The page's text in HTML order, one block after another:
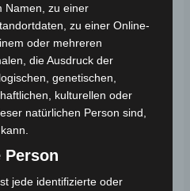
Namen, zu einer
zu einer Online-
oder mehreren
die Ausdruck der
genetischen,
kulturellen oder
natürlichen Person sind,
Person
jede identifizierte oder